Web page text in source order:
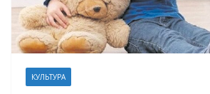
КУЛЬТУРА